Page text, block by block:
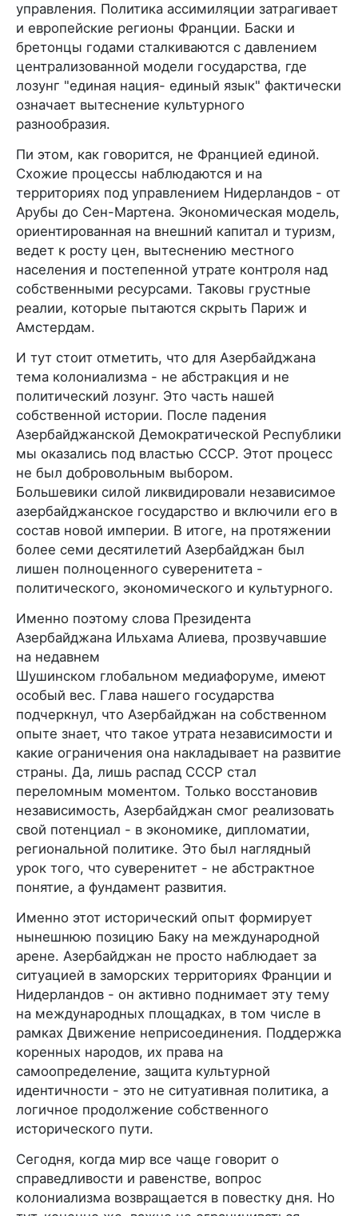
управления. Политика ассимиляции затрагивает
и европейские регионы Франции. Баски и
бретонцы годами сталкиваются с давлением
централизованной модели государства, где
лозунг "единая нация- единый язык" фактически
означает вытеснение культурного
разнообразия.
Пи этом, как говорится, не Францией единой.
Схожие процессы наблюдаются и на
территориях под управлением Нидерландов - от
Арубы до Сен-Мартена. Экономическая модель,
ориентированная на внешний капитал и туризм,
ведет к росту цен, вытеснению местного
населения и постепенной утрате контроля над
собственными ресурсами. Таковы грустные
реалии, которые пытаются скрыть Париж и
Амстердам.
И тут стоит отметить, что для Азербайджана
тема колониализма - не абстракция и не
политический лозунг. Это часть нашей
собственной истории. После падения
Азербайджанской Демократической Республики,
мы оказались под властью СССР. Этот процесс
не был добровольным выбором.
Большевики силой ликвидировали независимое
азербайджанское государство и включили его в
состав новой империи. В итоге, на протяжении
более семи десятилетий Азербайджан был
лишен полноценного суверенитета -
политического, экономического и культурного.
Именно поэтому слова Президента
Азербайджана Ильхама Алиева, прозвучавшие
на недавнем
Шушинском глобальном медиафоруме, имеют
особый вес. Глава нашего государства
подчеркнул, что Азербайджан на собственном
опыте знает, что такое утрата независимости и
какие ограничения она накладывает на развитие
страны. Да, лишь распад СССР стал
переломным моментом. Только восстановив
независимость, Азербайджан смог реализовать
свой потенциал - в экономике, дипломатии,
региональной политике. Это был наглядный
урок того, что суверенитет - не абстрактное
понятие, а фундамент развития.
Именно этот исторический опыт формирует
нынешнюю позицию Баку на международной
арене. Азербайджан не просто наблюдает за
ситуацией в заморских территориях Франции и
Нидерландов - он активно поднимает эту тему
на международных площадках, в том числе в
рамках Движение неприсоединения. Поддержка
коренных народов, их права на
самоопределение, защита культурной
идентичности - это не ситуативная политика, а
логичное продолжение собственного
исторического пути.
Сегодня, когда мир все чаще говорит о
справедливости и равенстве, вопрос
колониализма возвращается в повестку дня. Но